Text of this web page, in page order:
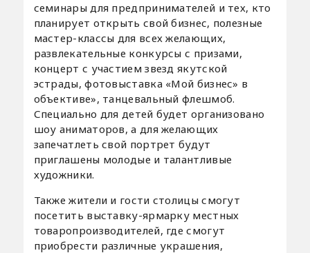
семинары для предпринимателей и тех, кто
планирует открыть свой бизнес, полезные
мастер-классы для всех желающих,
развлекательные конкурсы с призами,
концерт с участием звезд якутской
эстрады, фотовыставка «Мой бизнес» в
объективе», танцевальный флешмоб.
Специально для детей будет организовано
шоу аниматоров, а для желающих
запечатлеть свой портрет будут
приглашены молодые и талантливые
художники.
Также жители и гости столицы смогут
посетить выставку-ярмарку местных
товаропроизводителей, где смогут
приобрести различные украшения,